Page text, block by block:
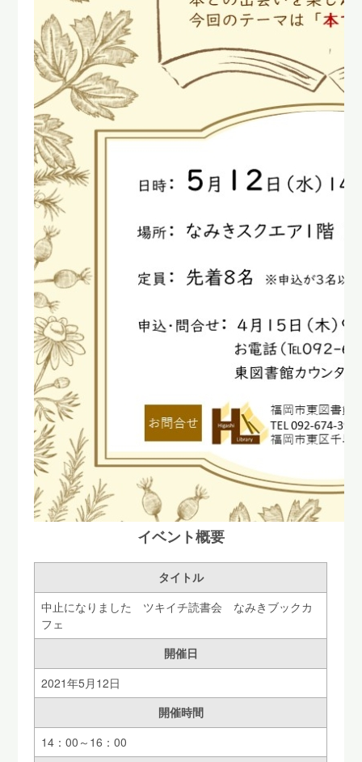
イベント概要
タイトル
中止になりました ツキイチ読書会 なみきブックカ
フェ
開催日
2021年5月12日
開催時間
14：00～16：00